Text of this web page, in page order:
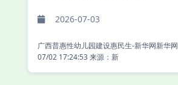
2026-07-03
广西普惠性幼儿园建设惠民生-新华网新华网 正文 2026
07/02 17:24:53 来源：新